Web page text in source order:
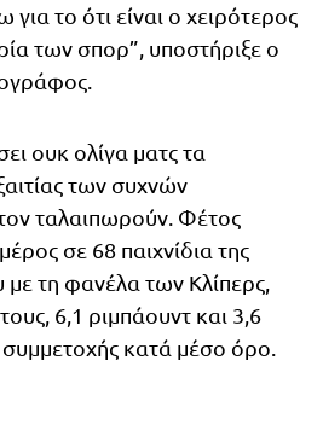
το ότι είναι ο χειρότερος
των σπορ”, υποστήριξε ο
ουκ ολίγα ματς τα
των συχνών
ταλαιπωρούν. Φέτος
σε 68 παιχνίδια της
με τη φανέλα των Κλίπερς,
6,1 ριμπάουντ και 3,6
κατά μέσο όρο.